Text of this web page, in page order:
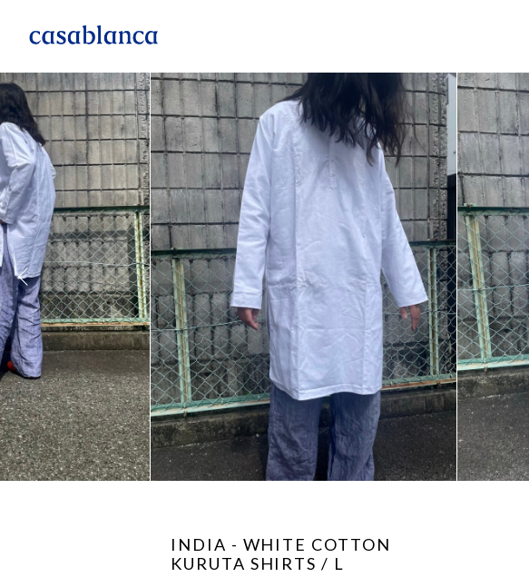
INDIA - WHITE COTTON
KURUTA SHIRTS / L